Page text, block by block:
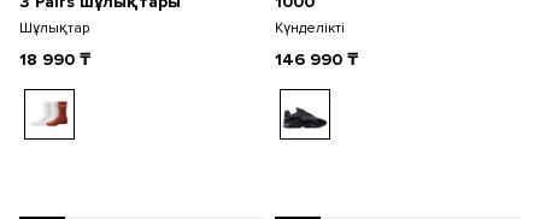
Шұлықтар
18 990 ₸
Күнделікті
146 990 ₸